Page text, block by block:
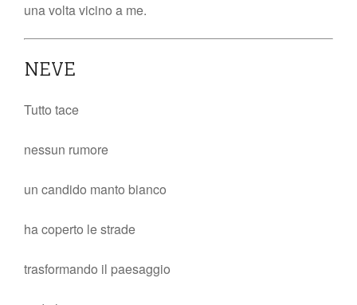
una volta vicino a me.
NEVE
Tutto tace
nessun rumore
un candido manto bianco
ha coperto le strade
trasformando il paesaggio